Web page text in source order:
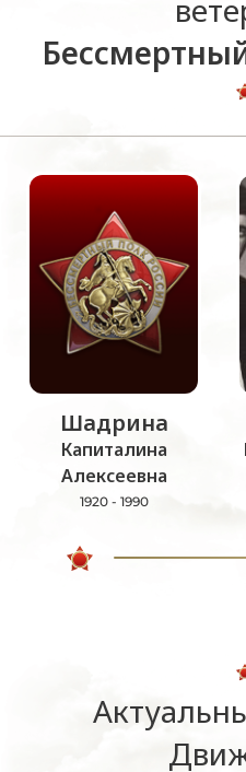
Шадрина
Капиталина
Алексеевна
1920 - 1990